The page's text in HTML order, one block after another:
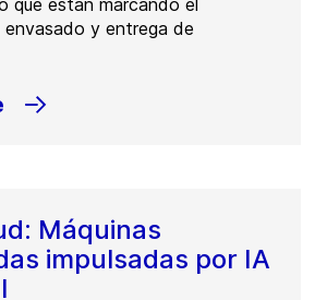
que están marcando el
envasado y entrega de
Máquinas
impulsadas por IA